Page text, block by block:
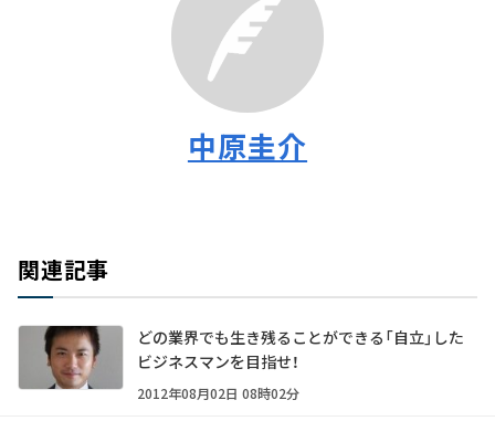
中原圭介
関連記事
どの業界でも生き残ることができる「自立」した
ビジネスマンを目指せ！
2012年08月02日 08時02分